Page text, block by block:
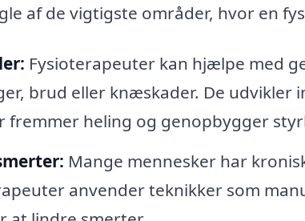
af de vigtigste områder, hvor en
Fysioterapeuter kan hjælpe med
brud eller knæskader. De udvikler
heling og genopbygger
Mange mennesker har
anvender teknikker som